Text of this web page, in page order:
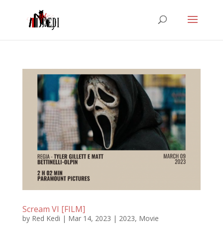
Scream VI [FILM]
by Red Kedi | Mar 14, 2023 | 2023, Movie